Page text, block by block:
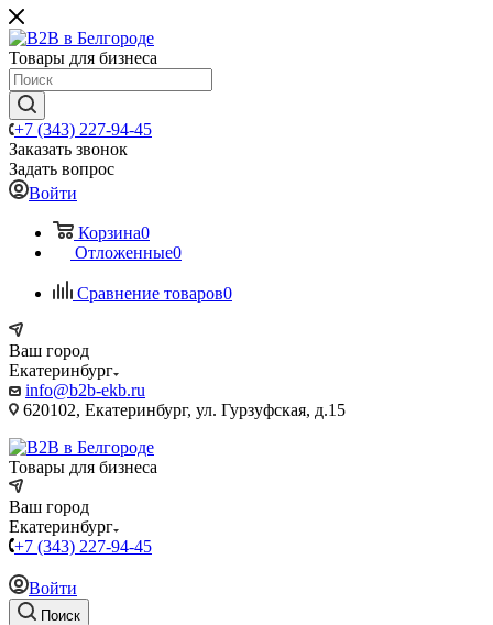
Товары для бизнеса
+7 (343) 227-94-45
Заказать звонок
Задать вопрос
Войти
Корзина0
Отложенные0
Сравнение товаров0
Ваш город
Екатеринбург
info@b2b-ekb.ru
620102, Екатеринбург, ул. Гурзуфская, д.15
Товары для бизнеса
Ваш город
Екатеринбург
+7 (343) 227-94-45
Войти
Поиск